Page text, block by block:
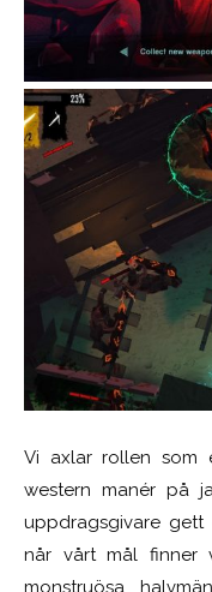
Vi axlar rollen som
western manér på
uppdragsgivare
når vårt mål finner
monstruösa